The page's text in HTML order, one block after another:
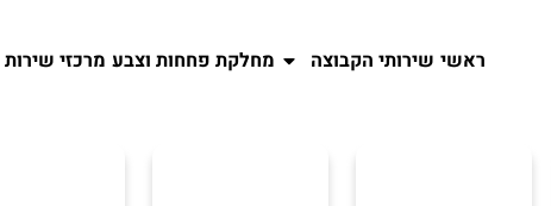
ראשי שירותי הקבוצה מחלקת פחחות וצבע מרכזי שירות